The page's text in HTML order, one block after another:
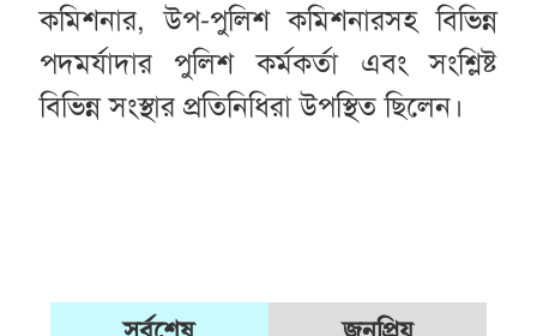
কমিশনার, উপ-পুলিশ কমিশনারসহ বিভিন্ন
পদমর্যাদার পুলিশ কর্মকর্তা এবং সংশ্লিষ্ট
বিভিন্ন সংস্থার প্রতিনিধিরা উপস্থিত ছিলেন।